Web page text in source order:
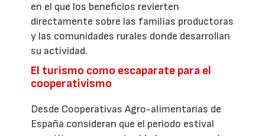
en el que los beneficios revierten
directamente sobre las familias productoras
y las comunidades rurales donde desarrollan
su actividad.
El turismo como escaparate para el
cooperativismo
Desde Cooperativas Agro-alimentarias de
España consideran que el periodo estival